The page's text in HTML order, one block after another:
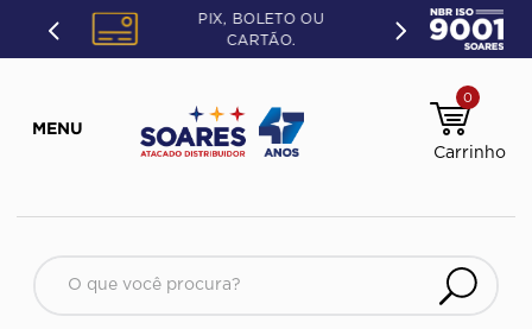
PIX, BOLETO OU
CARTÃO.
0
O que você procura?